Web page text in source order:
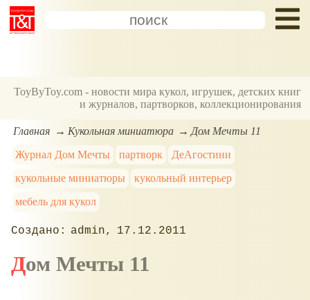
ToyByToy.com - новости мира кукол, игрушек, детских книг
и журналов, партворков, коллекционирования
Главная Кукольная миниатюра
Дом Мечты 11
Журнал Дом Мечты
партворк
ДеАгостини
кукольные миниатюры
кукольный интерьер
мебель для кукол
admin 17.12.2011
Дом Мечты 11